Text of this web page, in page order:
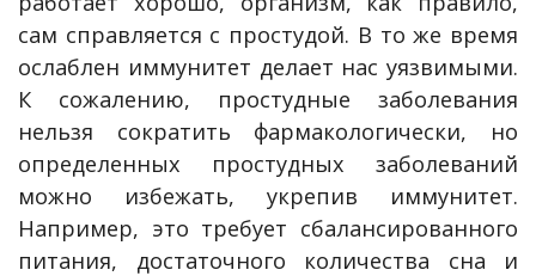
сам справляется с простудой. В то же время
ослаблен иммунитет делает нас уязвимыми.
К сожалению, простудные заболевания
нельзя сократить фармакологически, но
определенных простудных заболеваний
можно избежать, укрепив иммунитет.
Например, это требует сбалансированного
питания, достаточного количества сна и